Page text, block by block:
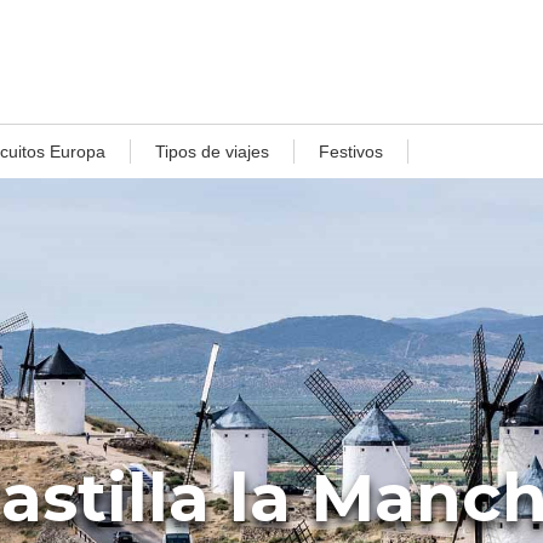
Europa Tipos de viajes Festivos
la